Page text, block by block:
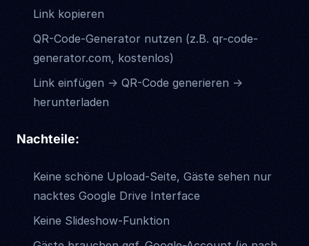
Link kopieren
QR-Code-Generator nutzen (z.B. qr-code-
generator.com, kostenlos)
Link einfügen → QR-Code generieren →
herunterladen
Nachteile:
Keine schöne Upload-Seite, Gäste sehen nur
nacktes Google Drive Interface
Keine Slideshow-Funktion